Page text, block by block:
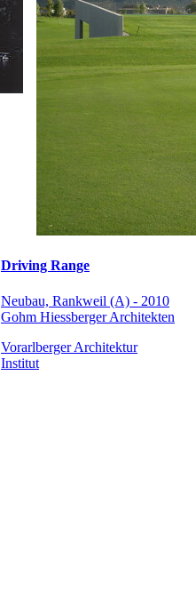
Driving Range
Neubau, Rankweil (A) - 2010
Gohm Hiessberger Architekten
Vorarlberger Architektur
Institut